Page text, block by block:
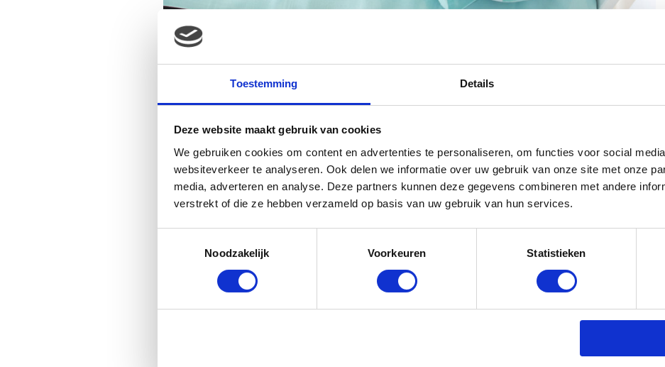
Toestemming Details
Deze website maakt gebruik van cookies
We gebruiken cookies om content en advertenties te personaliseren, om functies voor social
websiteverkeer te analyseren. Ook delen we informatie over uw gebruik van onze site met onze
media, adverteren en analyse. Deze partners kunnen deze gegevens combineren met andere
verstrekt of die ze hebben verzameld op basis van uw gebruik van hun services.
Noodzakelijk
Voorkeuren Statistieken